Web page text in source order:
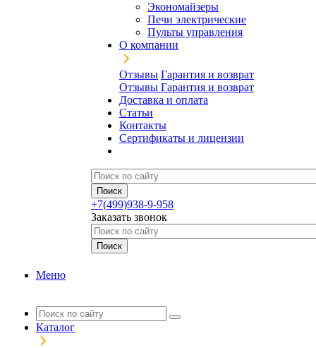
Экономайзеры
Печи электрические
Пульты управления
О компании
Отзывы Гарантия и возврат
Отзывы Гарантия и возврат
Доставка и оплата
Статьи
Контакты
Сертификаты и лицензии
+7(499)938-9-958
Заказать звонок
Меню
Каталог